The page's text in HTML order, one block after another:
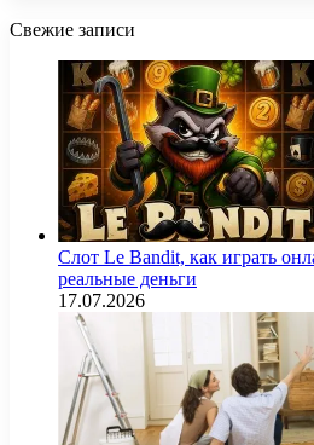
Свежие записи
Слот Le Bandit, как играть
реальные деньги
17.07.2026